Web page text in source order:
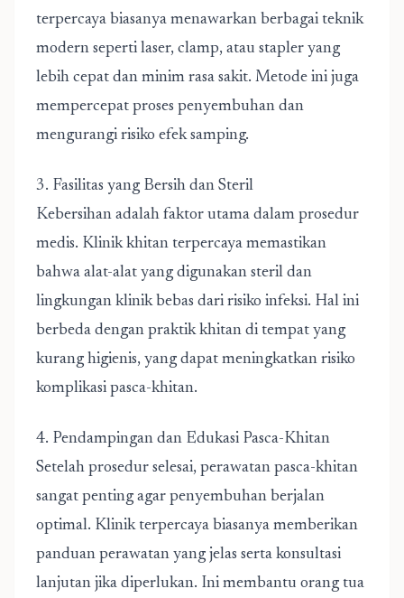
terpercaya biasanya menawarkan berbagai teknik
modern seperti laser, clamp, atau stapler yang
lebih cepat dan minim rasa sakit. Metode ini juga
mempercepat proses penyembuhan dan
mengurangi risiko efek samping.
3. Fasilitas yang Bersih dan Steril
Kebersihan adalah faktor utama dalam prosedur
medis. Klinik khitan terpercaya memastikan
bahwa alat-alat yang digunakan steril dan
lingkungan klinik bebas dari risiko infeksi. Hal ini
berbeda dengan praktik khitan di tempat yang
kurang higienis, yang dapat meningkatkan risiko
komplikasi pasca-khitan.
4. Pendampingan dan Edukasi Pasca-Khitan
Setelah prosedur selesai, perawatan pasca-khitan
sangat penting agar penyembuhan berjalan
optimal. Klinik terpercaya biasanya memberikan
panduan perawatan yang jelas serta konsultasi
lanjutan jika diperlukan. Ini membantu orang tua